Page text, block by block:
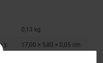
0,13 kg
): 17,00 × 5,80 × 0,05 cm